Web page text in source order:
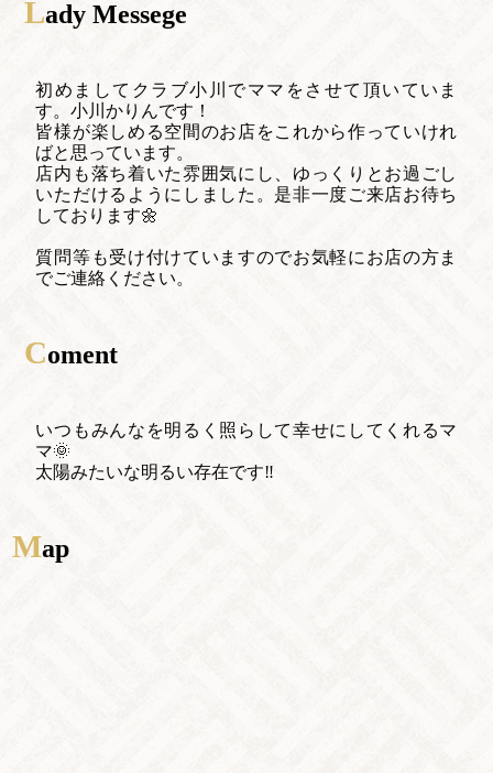
Lady Messege
初めましてクラブ小川でママをさせて頂いていま
す。小川かりんです！
皆様が楽しめる空間のお店をこれから作っていけれ
ばと思っています。
店内も落ち着いた雰囲気にし、ゆっくりとお過ごし
いただけるようにしました。是非一度ご来店お待ち
しております🌼
質問等も受け付けていますのでお気軽にお店の方ま
でご連絡ください。
Coment
いつもみんなを明るく照らして幸せにしてくれるマ
マ🌞
太陽みたいな明るい存在です‼️
Map